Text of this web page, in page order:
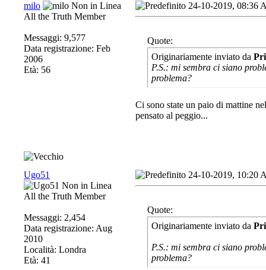
milo
All the Truth Member
Messaggi: 9,577
Data registrazione: Feb
2006
Età: 56
24-10-2019, 08:36
Quote:
Originariamente inviato da
P.S.: mi sembra ci siano
problema?
Ci sono state un paio di mattine
pensato al peggio...
Ugo51
All the Truth Member
Messaggi: 2,454
Data registrazione: Aug
2010
Località: Londra
Età: 41
24-10-2019, 10:20
Quote:
Originariamente inviato da
P.S.: mi sembra ci siano
problema?